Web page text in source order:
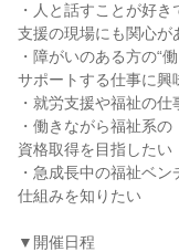
・人と話すことが好き
支援の現場にも関心が
・障がいのある方の“
サポートする仕事に興
・就労支援や福祉の
・働きながら福祉系の
資格取得を目指したい
・急成長中の福祉ベン
仕組みを知りたい
▼開催日程